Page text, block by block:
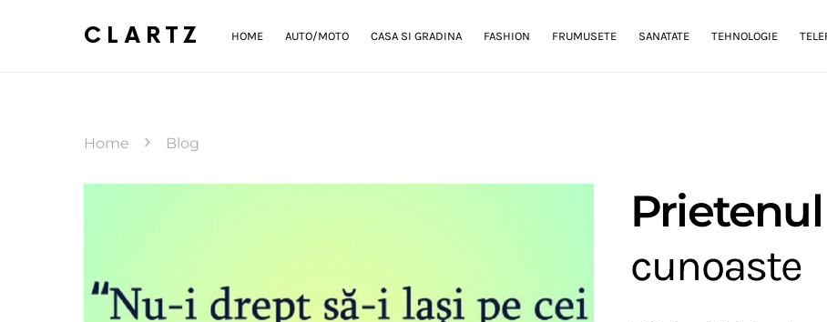
CLARTZ HOME AUTO/MOTO CASA SI GRADINA FASHION FRUMUSETE SANATATE TEHNOLOGIE
Home Blog
cunoaste